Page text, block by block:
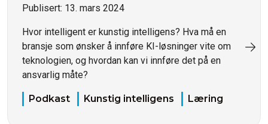
Publisert: 13. mars 2024
Hvor intelligent er kunstig intelligens? Hva må en
bransje som ønsker å innføre KI-løsninger vite om
teknologien, og hvordan kan vi innføre det på en
ansvarlig måte?
Podkast Kunstig intelligens Læring